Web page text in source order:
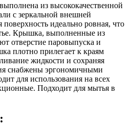
из высококачественной
с зеркальной внешней
идеально ровная, что
Крышка, выполненные из
отверстие паровыпуска и
плотно прилегает к краям
жидкости и сохраняя
снабжены эргономичными
для использования на всех
Подходит для мытья в